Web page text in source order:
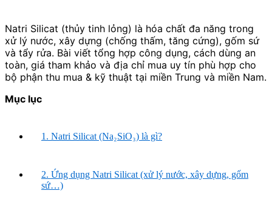
Natri Silicat (thủy tinh lỏng) là hóa chất đa năng trong
xử lý nước, xây dựng (chống thấm, tăng cứng), gốm sứ
và tẩy rửa. Bài viết tổng hợp công dụng, cách dùng an
toàn, giá tham khảo và địa chỉ mua uy tín phù hợp cho
bộ phận thu mua & kỹ thuật tại miền Trung và miền Nam.
Mục lục
1. Natri Silicat (Na₂SiO₃) là gì?
2. Ứng dụng Natri Silicat (xử lý nước, xây dựng, gốm
sứ…)